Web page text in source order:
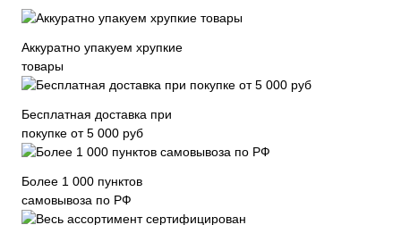
Аккуратно упакуем хрупкие
товары
Бесплатная доставка при
покупке от 5 000 руб
Более 1 000 пунктов
самовывоза по РФ